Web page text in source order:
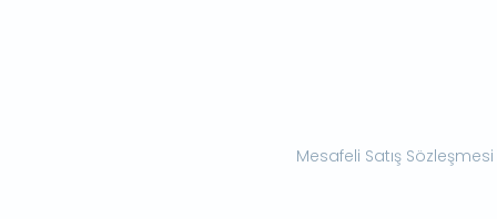
Mesafeli Satış Sözleşmesi